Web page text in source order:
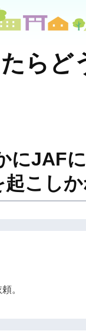
らど
にJAF
こし
。